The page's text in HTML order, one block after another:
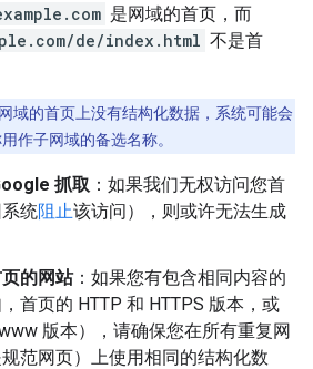
是网域的首页，而
de/index.html 不是首
域的首页上没有结构化数据，系统可能会
作子网域的备选名称。
抓取 ：如果我们无权访问您首
统阻止该访问），则或许无法生成
的网站：如果您有包含相同内容的
首页的 HTTP 和 HTTPS 版本，或
版本），请确保您在所有重复网
范网页）上使用相同的结构化数